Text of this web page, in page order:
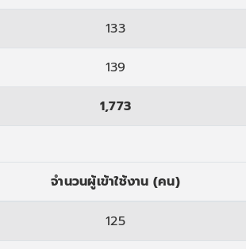
133
139
1,773
จำนวนผู้เข้าใช้งาน (คน)
125